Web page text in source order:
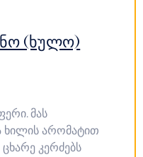
(ხულო)
მას
ხილის არომატით
კერძებს